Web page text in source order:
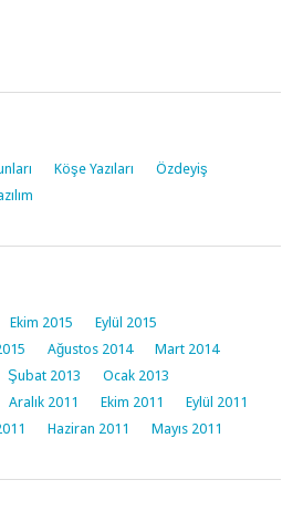
Köşe Yazıları
Özdeyiş
Ekim 2015
Eylül 2015
Ağustos 2014
Mart 2014
Şubat 2013
Ocak 2013
Aralık 2011 Ekim 2011
Eylül 2011
Haziran 2011 Mayıs 2011